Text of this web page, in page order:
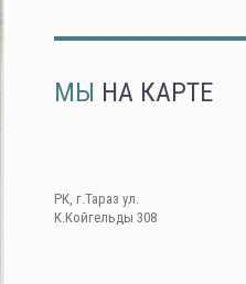
МЫ НА КАРТЕ
РК, г.Тараз ул.
К.Койгельды 308